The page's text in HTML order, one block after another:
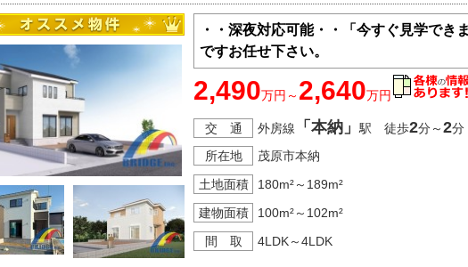
・・深夜対応可能・・「今すぐ見学で
ですお任せ下さい。
2,490万円～ 2,640万円
交 通 外房線 「本納」 駅 徒歩2分～2分
所在地
茂原市本納
土地面積
180m²～189m²
建物面積
100m²～102m²
間 取
4LDK～4LDK